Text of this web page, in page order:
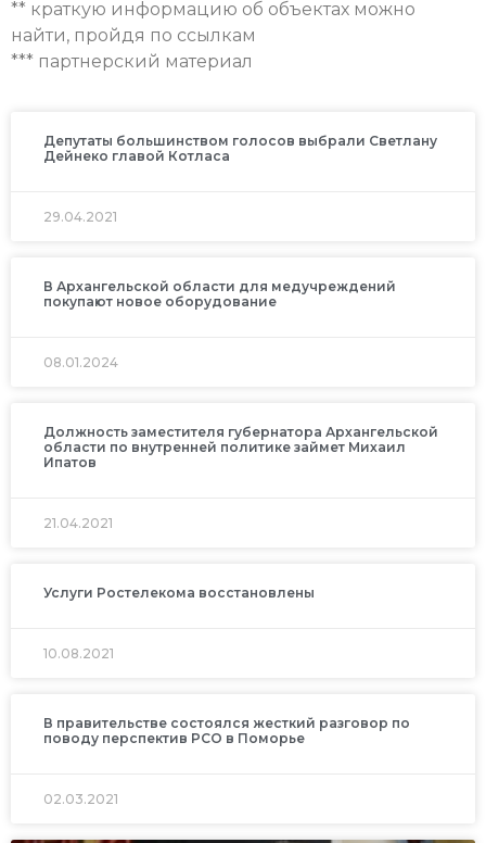
** краткую информацию об объектах можно
найти, пройдя по ссылкам
*** партнерский материал
Депутаты большинством голосов выбрали Светлану
Дейнеко главой Котласа
29.04.2021
В Архангельской области для медучреждений
покупают новое оборудование
08.01.2024
Должность заместителя губернатора Архангельской
области по внутренней политике займет Михаил
Ипатов
21.04.2021
Услуги Ростелекома восстановлены
10.08.2021
В правительстве состоялся жесткий разговор по
поводу перспектив РСО в Поморье
02.03.2021